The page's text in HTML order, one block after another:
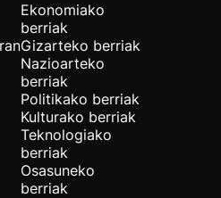
Ekonomiako
berriak
Gizarteko berriak
Nazioarteko
berriak
Politikako berriak
Kulturako berriak
Teknologiako
berriak
Osasuneko
berriak